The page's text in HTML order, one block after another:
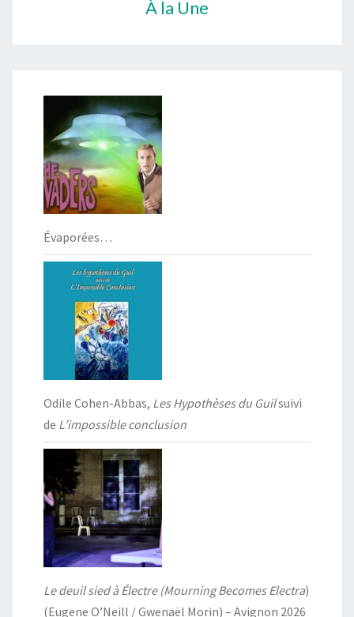
À la Une
Évaporées…
Odile Cohen-Abbas, Les Hypothèses du Guilsuivi
de L’impossible conclusion
Le deuil sied à Électre (Mourning Becomes Electra)
(Eugene O’Neill / Gwenaël Morin) – Avignon 2026